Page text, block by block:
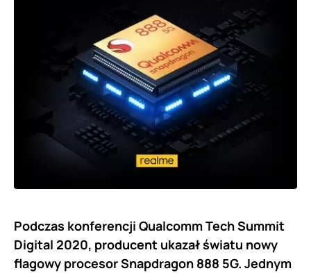
Podczas konferencji Qualcomm Tech Summit
Digital 2020, producent ukazał światu nowy
flagowy procesor Snapdragon 888 5G. Jednym